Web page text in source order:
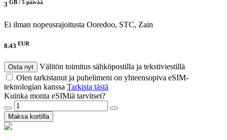
3 GB / 5 päivää
Ei ilman nopeusrajoitusta Ooredoo, STC, Zain
8.43 EUR
Osta nyt
Välitön toimitus sähköpostilla ja tekstiviestillä
Olen tarkistanut ja puhelimeni on yhteensopiva eSIM-
teknologian kanssa Tarkista tästä
Kuinka monta eSIMiä tarvitset?
Maksa kortilla